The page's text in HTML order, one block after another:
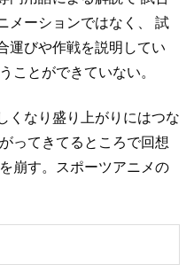
メーションではなく、
試
運びや作戦を説明してい
ことができていない。
くなり盛り上がりにはつな
ってきてるところで回想
崩す。スポーツアニメの